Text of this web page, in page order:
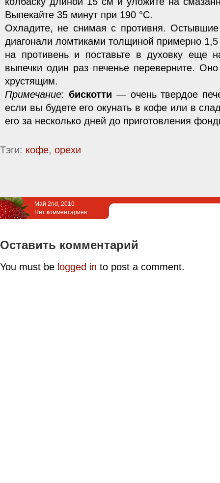
Выпекайте 35 минут при 190 °С.
Охладите, не снимая с противня. Остывшие
диагонали ломтиками толщиной примерно
на противень и поставьте в духовку еще
выпечки один раз печенье переверните.
хрустящим.
Примечание: бискотти — очень твердое
если вы будете его окунать в кофе или в
его за несколько дней до приготовления
Тэги: кофе, орехи
Май 2nd, 2010
Нет комментариев
Оставить комментарий
You must be logged in to post a comment.